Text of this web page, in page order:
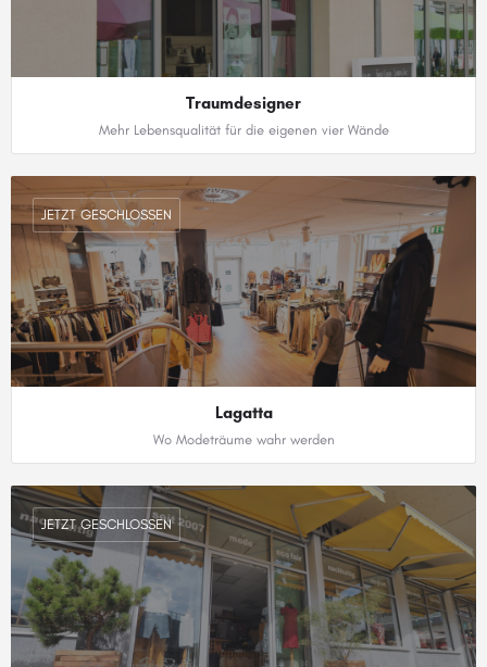
Traumdesigner
Mehr Lebensqualität für die eigenen vier Wände
Lagatta
Wo Modeträume wahr werden
JETZT GESCHLOSSEN
JETZT GESCHLOSSEN